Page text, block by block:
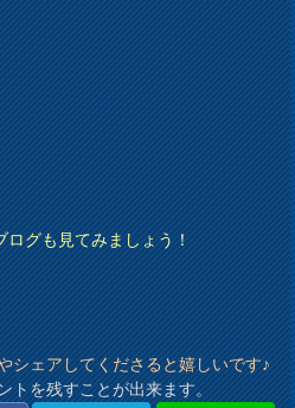
グも見てみましょう！
シェアしてくださると嬉しいです♪
トを残すことが出来ます。